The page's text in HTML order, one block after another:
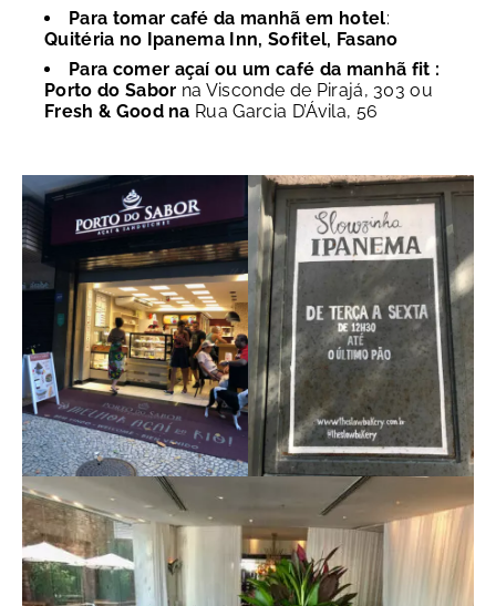
Para tomar café da manhã em hotel:
Quitéria no Ipanema Inn, Sofitel, Fasano
Para comer açaí ou um café da manhã fit :
Porto do Sabor na Visconde de Pirajá, 303 ou
Fresh & Good na Rua Garcia D’Ávila, 56